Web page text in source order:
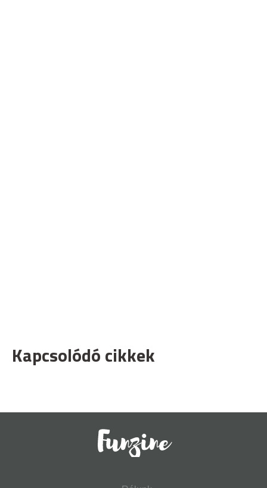
Kapcsolódó cikkek